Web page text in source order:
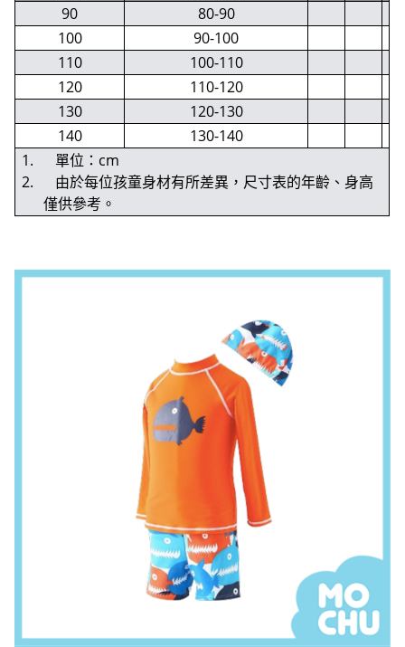
90
80-90
100
90-100
110
100-110
120
110-120
130
120-130
140
130-140
1. 單位：cm
2. 由於每位孩童身材有所差異，尺寸表的年齡、身高
僅供參考。